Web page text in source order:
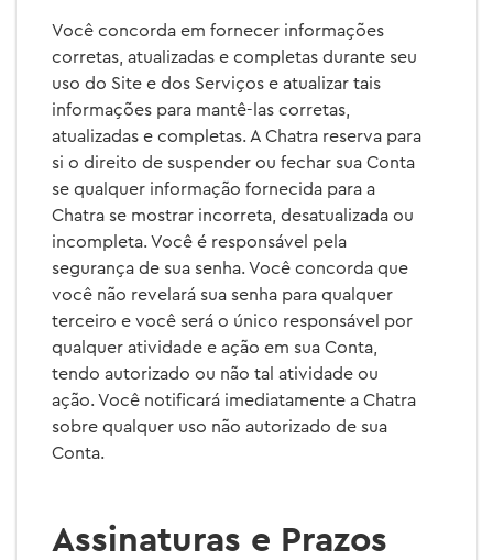
Você concorda em fornecer informações
corretas, atualizadas e completas durante seu
uso do Site e dos Serviços e atualizar tais
informações para mantê-las corretas,
atualizadas e completas. A Chatra reserva para
si o direito de suspender ou fechar sua Conta
se qualquer informação fornecida para a
Chatra se mostrar incorreta, desatualizada ou
incompleta. Você é responsável pela
segurança de sua senha. Você concorda que
você não revelará sua senha para qualquer
terceiro e você será o único responsável por
qualquer atividade e ação em sua Conta,
tendo autorizado ou não tal atividade ou
ação. Você notificará imediatamente a Chatra
sobre qualquer uso não autorizado de sua
Conta.
Assinaturas e Prazos